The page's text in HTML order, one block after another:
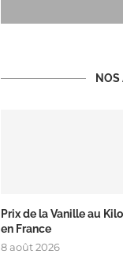
NOS
Prix de la Vanille au Kilo
en France
8 août 2026